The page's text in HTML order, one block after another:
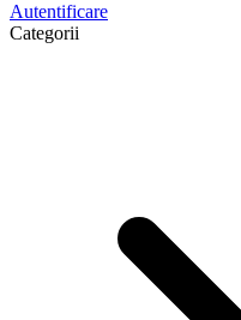
Autentificare
Categorii